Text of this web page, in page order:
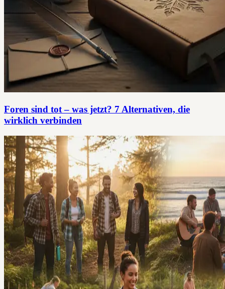
Foren sind tot – was jetzt? 7 Alternativen, die
wirklich verbinden